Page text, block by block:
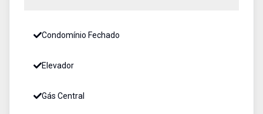
Condomínio Fechado
Elevador
Gás Central